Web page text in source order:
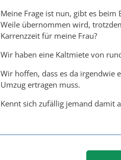
Meine Frage ist nun, gibt es
Weile übernommen wird,
Karrenzzeit für meine Frau?
Wir haben eine Kaltmiete von
Wir hoffen, dass es da irgendwie
Umzug ertragen muss.
Kennt sich zufällig jemand damit